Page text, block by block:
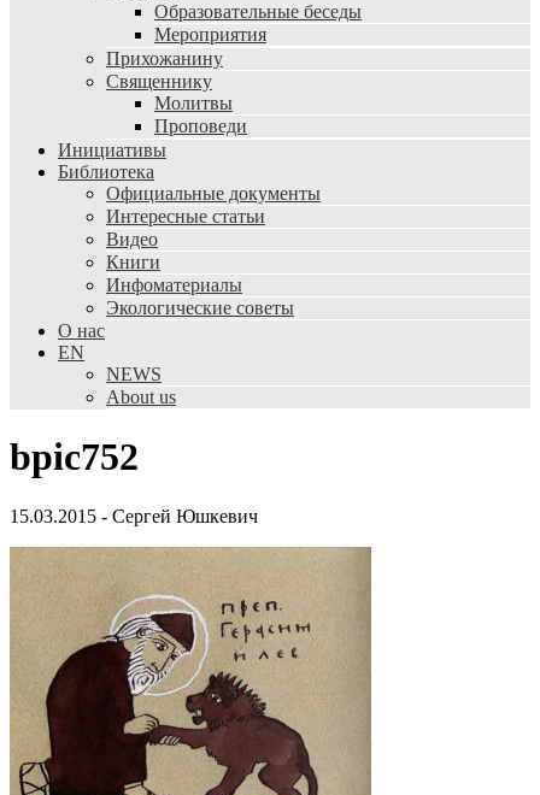
Образовательные беседы
Мероприятия
Прихожанину
Священнику
Молитвы
Проповеди
Инициативы
Библиотека
Официальные документы
Интересные статьи
Видео
Книги
Инфоматериалы
Экологические советы
О нас
EN
NEWS
About us
bpic752
15.03.2015 - Сергей Юшкевич